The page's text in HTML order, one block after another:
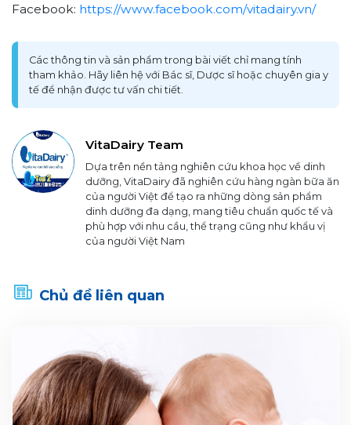
Facebook: https://www.facebook.com/vitadairy.vn/
Các thông tin và sản phẩm trong bài viết chỉ mang tính
tham khảo. Hãy liên hệ với Bác sĩ, Dược sĩ hoặc chuyên gia y
tế để nhận được tư vấn chi tiết.
VitaDairy Team
Dựa trên nền tảng nghiên cứu khoa học về dinh
dưỡng, VitaDairy đã nghiên cứu hàng ngàn bữa ăn
của người Việt để tạo ra những dòng sản phẩm
dinh dưỡng đa dạng, mang tiêu chuẩn quốc tế và
phù hợp với nhu cầu, thể trạng cũng như khẩu vị
của người Việt Nam
Chủ đề liên quan